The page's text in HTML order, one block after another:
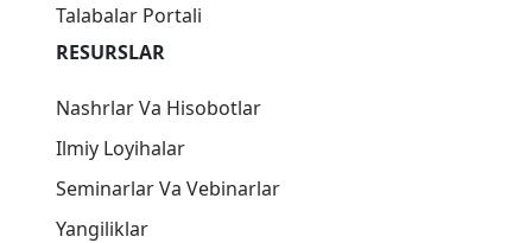
Talabalar Portali
RESURSLAR
Nashrlar Va Hisobotlar
Ilmiy Loyihalar
Seminarlar Va Vebinarlar
Yangiliklar